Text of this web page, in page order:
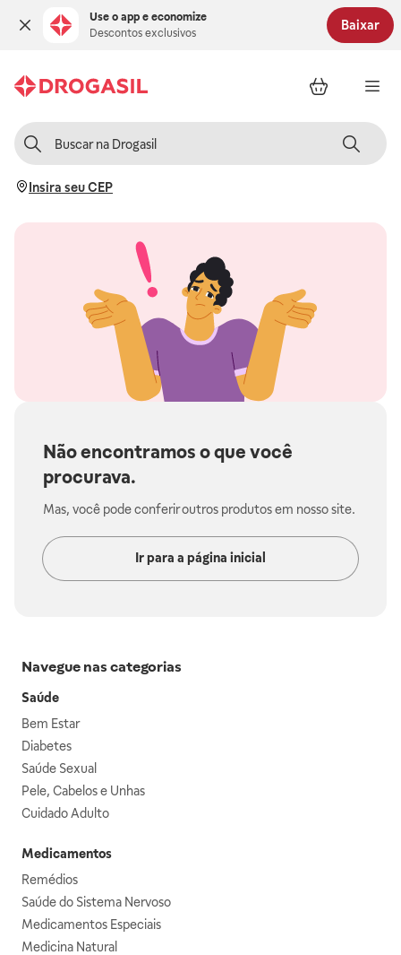
Use o app e economize
Descontos exclusivos
Baixar
Insira seu CEP
Não encontramos o que você
procurava.
Mas, você pode conferir outros produtos em nosso site.
Ir para a página inicial
Navegue nas categorias
Saúde
Bem Estar
Diabetes
Saúde Sexual
Pele, Cabelos e Unhas
Cuidado Adulto
Medicamentos
Remédios
Saúde do Sistema Nervoso
Medicamentos Especiais
Medicina Natural